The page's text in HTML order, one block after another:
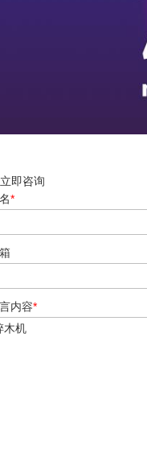
立即咨询
*
内容*